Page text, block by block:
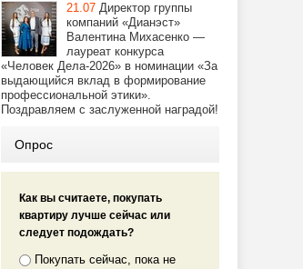
21.07 Директор группы
компаний «Дианэст»
Валентина Михасенко —
лауреат конкурса
«Человек Дела-2026» в номинации «За
выдающийся вклад в формирование
профессиональной этики».
Поздравляем с заслуженной наградой!
Опрос
Как вы считаете, покупать
квартиру лучше сейчас или
следует подождать?
Покупать сейчас, пока не